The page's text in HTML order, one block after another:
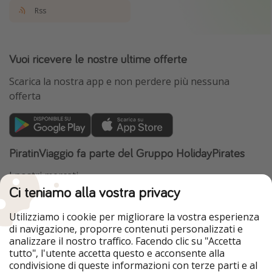
Rss
Vuoi ricevere le nostre ultime offerte
Scarica la nostra app e non perdere più nessuna
offerta
PiratinViaggio fa parte del Gruppo HolidayPirates
I nostri mercati
HolidayPirates
VakantiePiraten
WakacyjniPiraci
Ferienpiraten
Urlaubspiraten
Urlaubspiraten
ViajerosPiratas
TravelPirates
Il nostro gruppo
Ci teniamo alla vostra privacy
Utilizziamo i cookie per migliorare la vostra esperienza
di navigazione, proporre contenuti personalizzati e
analizzare il nostro traffico. Facendo clic su "Accetta
tutto", l'utente accetta questo e acconsente alla
condivisione di queste informazioni con terze parti e al